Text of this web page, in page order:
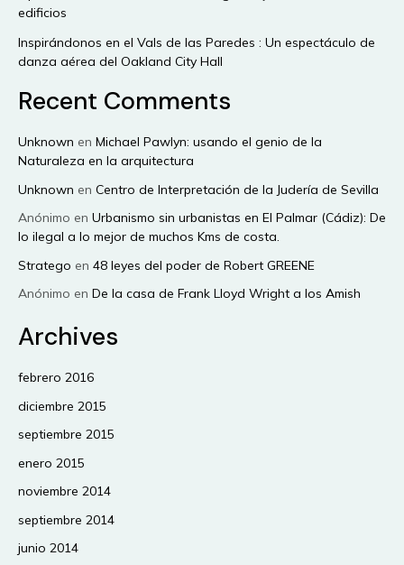
edificios
Inspirándonos en el Vals de las Paredes : Un espectáculo de
danza aérea del Oakland City Hall
Recent Comments
Unknown en Michael Pawlyn: usando el genio de la
Naturaleza en la arquitectura
Unknown en Centro de Interpretación de la Judería de Sevilla
Anónimo en Urbanismo sin urbanistas en El Palmar (Cádiz): De
lo ilegal a lo mejor de muchos Kms de costa.
Stratego en 48 leyes del poder de Robert GREENE
Anónimo en De la casa de Frank Lloyd Wright a los Amish
Archives
febrero 2016
diciembre 2015
septiembre 2015
enero 2015
noviembre 2014
septiembre 2014
junio 2014